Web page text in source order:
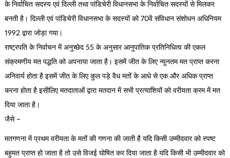
के निर्वाचित सदस्य एवं दिल्ली तथा पांडिचेरी विधानसभा के निर्वाचित सदस्यों से मिलकर
बनती है। दिल्ली एवं पांडिचेरी विधानसभा के सदस्यों को 70वें संविधान संशोधन अधिनियम
1992 द्वारा जोड़ा गया।
राष्ट्रपति के निर्वाचन में अनुच्छेद 55 के अनुसार आनुपातिक प्रतिनिधित्व की एकल
संक्रमणीय मत पद्धति को अपनाया जाता है। इसमें जीत के लिए न्यूनतम मत प्राप्त करना
अनिवार्य होता है इसमें जीत के लिए कुल पड़े वैध मतों के आधे से एक और अधिक प्राप्त
करना होता है इसीलिए मतदाताओं द्वारा मतदान में सभी प्रत्याशियों को वरीयता क्रम में मत
दिया जाता है।
जैसे –
मतगणना में प्रथम वरीयता के मतों की गणना की जाती है यदि किसी उम्मीदवार को स्पष्ट
बहुमत प्राप्त हो जाता है तो उसे विजई घोषित कर दिया जाता है यदि किसी भी उम्मीदवार को